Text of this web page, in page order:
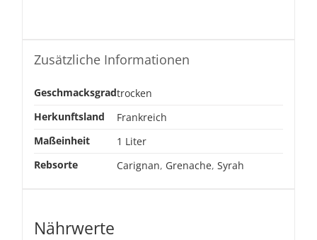
Zusätzliche Informationen
Geschmacksgradtrocken
Herkunftsland
Frankreich
Maßeinheit
1 Liter
Rebsorte
Carignan, Grenache, Syrah
Nährwerte